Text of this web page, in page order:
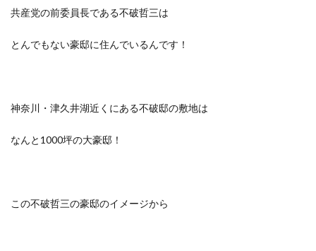
共産党の前委員長である不破哲三は
とんでもない豪邸に住んでいるんです！
神奈川・津久井湖近くにある不破邸の敷地は
なんと1000坪の大豪邸！
この不破哲三の豪邸のイメージから